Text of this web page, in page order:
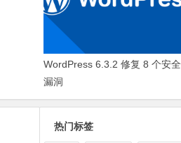
WordPress 6.3.2 修复 8 个安全
漏洞
热门标签